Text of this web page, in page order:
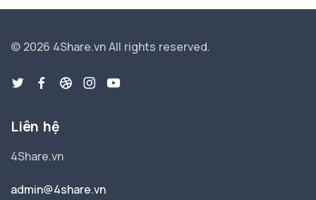
© 2026 4Share.vnAll rights reserved.
Liên hệ
4Share.vn
admin@4share.vn